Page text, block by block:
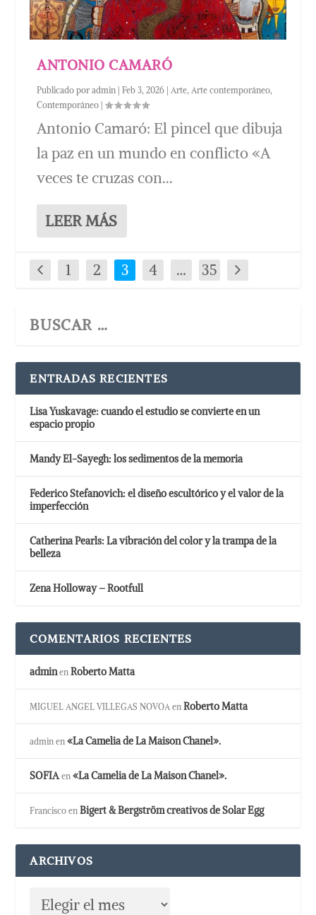
ANTONIO CAMARÓ
Publicado poradmin |Feb 3, 2026 |Arte,Arte contemporáneo,
Contemporáneo |
Antonio Camaró: El pincel que dibuja
la paz en un mundo en conflicto «A
veces te cruzas con...
LEER MÁS
1 2 3 4 … 35
ENTRADAS RECIENTES
Lisa Yuskavage: cuando el estudio se convierte en un
espacio propio
Mandy El-Sayegh: los sedimentos de la memoria
Federico Stefanovich: el diseño escultórico y el valor de la
imperfección
Catherina Pearls: La vibración del color y la trampa de la
belleza
Zena Holloway – Rootfull
COMENTARIOS RECIENTES
adminenRoberto Matta
MIGUEL ANGEL VILLEGAS NOVOA enRoberto Matta
admin en«La Camelia de La Maison Chanel».
SOFIAen«La Camelia de La Maison Chanel».
Francisco enBigert & Bergström creativos de Solar Egg
ARCHIVOS